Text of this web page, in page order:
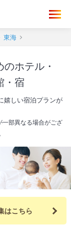
東海
ホテル・
・宿
嬉しい宿泊プランが
部異なる場合がござ
はこちら